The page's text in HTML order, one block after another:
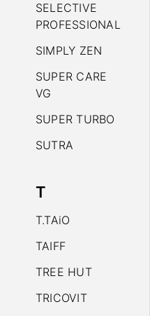
SELECTIVE
PROFESSIONAL
SIMPLY ZEN
SUPER CARE
VG
SUPER TURBO
SUTRA
T
T.TAiO
TAIFF
TREE HUT
TRICOVIT